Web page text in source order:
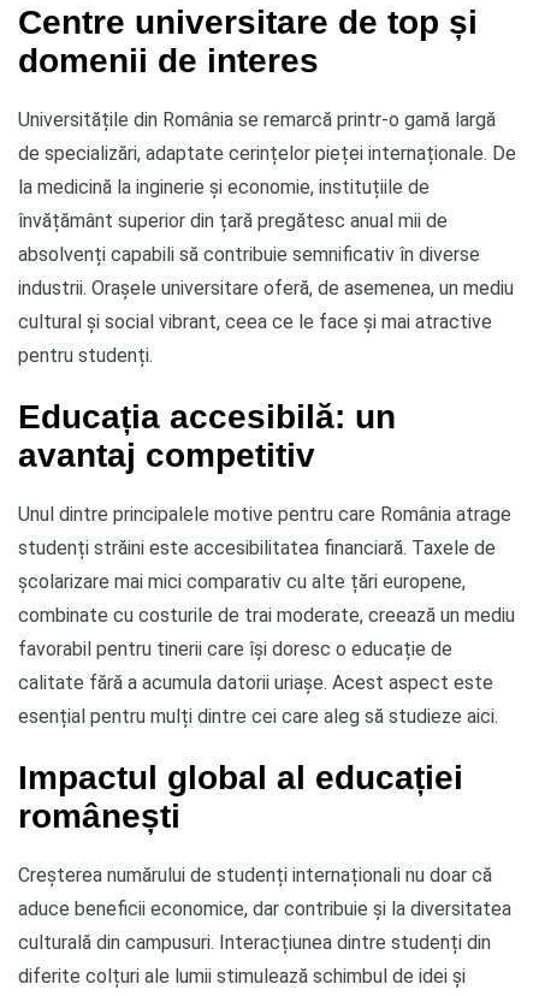
Centre universitare de top și
domenii de interes
Universitățile din România se remarcă printr-o gamă largă
de specializări, adaptate cerințelor pieței internaționale. De
la medicină la inginerie și economie, instituțiile de
învățământ superior din țară pregătesc anual mii de
absolvenți capabili să contribuie semnificativ în diverse
industrii. Orașele universitare oferă, de asemenea, un mediu
cultural și social vibrant, ceea ce le face și mai atractive
pentru studenți.
Educația accesibilă: un
avantaj competitiv
Unul dintre principalele motive pentru care România atrage
studenți străini este accesibilitatea financiară. Taxele de
școlarizare mai mici comparativ cu alte țări europene,
combinate cu costurile de trai moderate, creează un mediu
favorabil pentru tinerii care își doresc o educație de
calitate fără a acumula datorii uriașe. Acest aspect este
esențial pentru mulți dintre cei care aleg să studieze aici.
Impactul global al educației
românești
Creșterea numărului de studenți internaționali nu doar că
aduce beneficii economice, dar contribuie și la diversitatea
culturală din campusuri. Interacțiunea dintre studenți din
diferite colțuri ale lumii stimulează schimbul de idei și